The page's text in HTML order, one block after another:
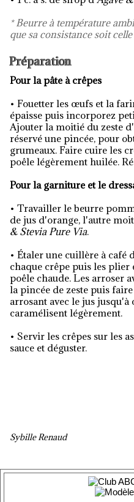
* Beurre à température
que sa consistance soit
Préparation
Pour la pâte à crêpes
• Fouetter les œufs et la
épaisse puis incorporez
Ajouter la moitié du zeste
réservé une pincée, pour
grumeaux. Faire cuire les
poêle légèrement huilée.
Pour la garniture et le
• Travailler le beurre
de jus d'orange, l'autre
& Stevia Pure Via.
• Étaler une cuillère à café
chaque crêpe puis les plier
poêle chaude. Les arroser
la pincée de zeste puis
arrosant avec le jus jusqu'à
caramélisent légèrement.
• Servir les crêpes sur les
sauce et déguster.
Sybille Renaud